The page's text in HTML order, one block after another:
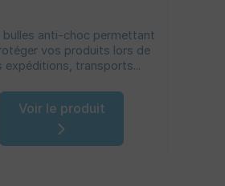
bulles anti-choc permettant
vos produits lors de
expéditions, transports...
Voir le produit